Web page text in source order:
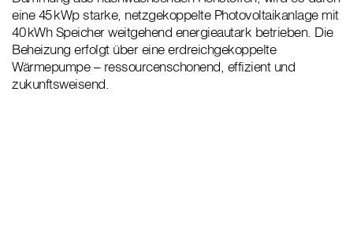
eine 45 kWp starke, netzgekoppelte Photovoltaikanlage mit
40 kWh Speicher weitgehend energieautark betrieben. Die
Beheizung erfolgt über eine erdreichgekoppelte
Wärmepumpe – ressourcenschonend, effizient und
zukunftsweisend.